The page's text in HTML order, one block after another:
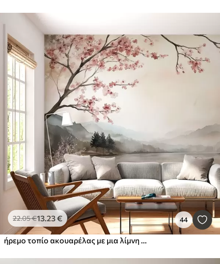
22.05€13.23€ 44
ήρεμο τοπίο ακουαρέλας με μια λίμνη και ένα ανθισμένο δέντρο